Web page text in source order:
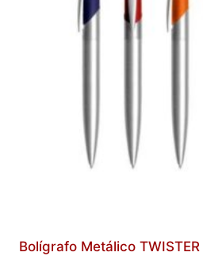
Bolígrafo Metálico TWISTER